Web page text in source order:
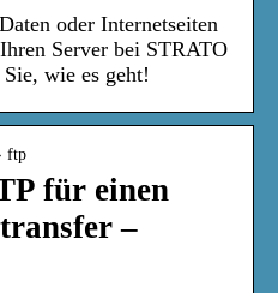
oder Internetseiten
Server bei STRATO
wie es geht!
ftp
für einen
–